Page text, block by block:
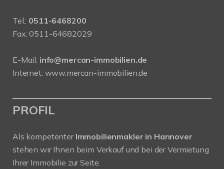
Tel.: 0511-6468200
Fax: 0511-64682029
E-Mail: info@mercan-immobilien.de
Internet: www.mercan-immobilien.de
PROFIL
Als kompetenter Immobilienmakler in Hannover
stehen wir Ihnen beim Verkauf und bei der Vermietung
Ihrer Immobilie zur Seite.